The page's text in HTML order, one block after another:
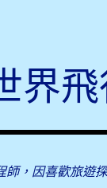
界
，因喜歡旅遊